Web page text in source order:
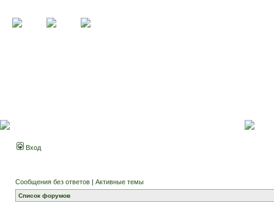
Вход
Сообщения без ответов | Активные темы
Список форумов